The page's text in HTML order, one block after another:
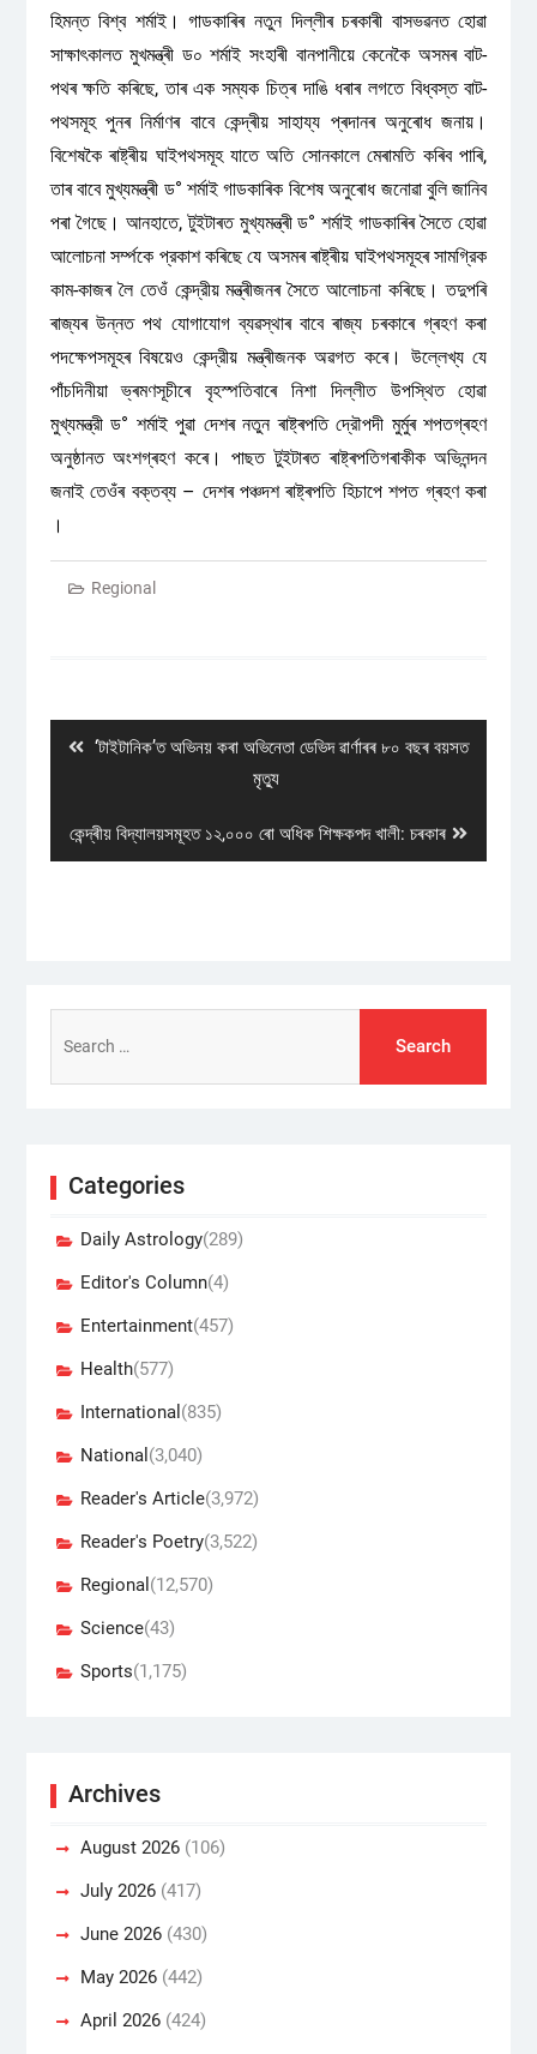
হিমন্ত বিশ্ব শৰ্মাই। গাডকাৰিৰ নতুন দিল্লীৰ চৰকাৰী বাসভৱনত হোৱা
সাক্ষাৎকালত মুখমন্ত্ৰী ড০ শৰ্মাই সংহাৰী বানপানীয়ে কেনেকৈ অসমৰ বাট-
পথৰ ক্ষতি কৰিছে, তাৰ এক সম্যক চিত্ৰ দাঙি ধৰাৰ লগতে বিধ্বস্ত বাট-
পথসমূহ পুনৰ নিৰ্মাণৰ বাবে কেন্দ্ৰীয় সাহায্য প্ৰদানৰ অনুৰোধ জনায়।
বিশেষকৈ ৰাষ্ট্ৰীয় ঘাইপথসমূহ যাতে অতি সোনকালে মেৰামতি কৰিব পাৰি,
তাৰ বাবে মুখ্যমন্ত্ৰী ড° শৰ্মাই গাডকাৰিক বিশেষ অনুৰোধ জনোৱা বুলি জানিব
পৰা গৈছে। আনহাতে, টুইটাৰত মুখ্যমন্ত্ৰী ড° শৰ্মাই গাডকাৰিৰ সৈতে হোৱা
আলোচনা সৰ্ম্পকে প্রকাশ কৰিছে যে অসমৰ ৰাষ্ট্ৰীয় ঘাইপথসমূহৰ সামগ্রিক
কাম-কাজৰ লৈ তেওঁ কেন্দ্রীয় মন্ত্ৰীজনৰ সৈতে আলোচনা কৰিছে। তদুপৰি
ৰাজ্যৰ উন্নত পথ যোগাযোগ ব্যৱস্থাৰ বাবে ৰাজ্য চৰকাৰে গ্ৰহণ কৰা
পদক্ষেপসমূহৰ বিষয়েও কেন্দ্রীয় মন্ত্ৰীজনক অৱগত কৰে। উল্লেখ্য যে
পাঁচদিনীয়া ভ্ৰমণসূচীৰে বৃহস্পতিবাৰে নিশা দিল্লীত উপস্থিত হোৱা
মুখ্যমন্ত্রী ড° শৰ্মাই পুৱা দেশৰ নতুন ৰাষ্ট্ৰপতি দ্রৌপদী মুৰ্মুৰ শপতগ্ৰহণ
অনুষ্ঠানত অংশগ্ৰহণ কৰে। পাছত টুইটাৰত ৰাষ্ট্ৰপতিগৰাকীক অভিনন্দন
জনাই তেওঁৰ বক্তব্য – দেশৰ পঞ্চদশ ৰাষ্ট্ৰপতি হিচাপে শপত গ্ৰহণ কৰা
।
Regional
Previous
‘টাইটানিক’ত অভিনয় কৰা অভিনেতা ডেভিদ ৱাৰ্ণাৰৰ ৮০ বছৰ বয়সত
মৃত্যু
Next
post:
কেন্দ্ৰীয় বিদ্যালয়সমূহত ১২,০০০ ৰো অধিক শিক্ষকপদ খালী: চৰকাৰ
for:
Categories
Daily Astrology(289)
Editor's Column(4)
Entertainment(457)
Health(577)
International (835)
National (3,040)
Reader's Article(3,972)
Reader's Poetry(3,522)
Regional (12,570)
Science(43)
Sports(1,175)
Archives
August 2026(106)
July 2026(417)
June 2026(430)
May 2026(442)
April 2026(424)